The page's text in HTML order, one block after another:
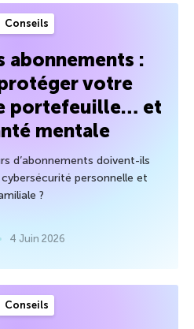
Conseils
abonnements :
votre
portefeuille… et
mentale
d’abonnements doivent-ils
personnelle et
?
4 Juin 2026
Conseils